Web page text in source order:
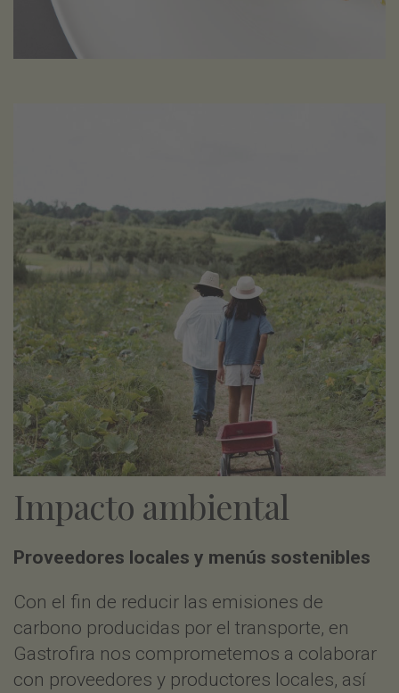
Impacto ambiental
Proveedores locales y menús sostenibles
Con el fin de reducir las emisiones de
carbono producidas por el transporte, en
Gastrofira nos comprometemos a colaborar
con proveedores y productores locales, así